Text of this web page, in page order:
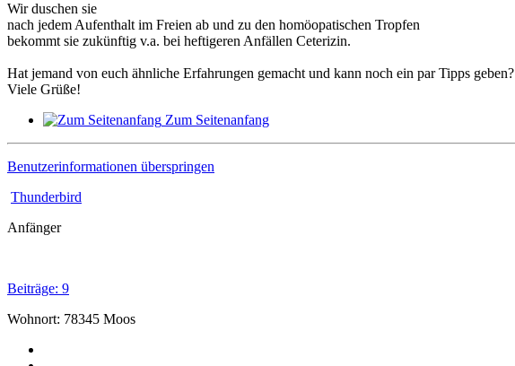
Wir duschen sie
nach jedem Aufenthalt im Freien ab und zu den homöopatischen Tropfen
bekommt sie zukünftig v.a. bei heftigeren Anfällen Ceterizin.
Hat jemand von euch ähnliche Erfahrungen gemacht und kann noch ein par Tipps geben?
Viele Grüße!
Zum Seitenanfang
Benutzerinformationen überspringen
Thunderbird
Anfänger
Beiträge: 9
Wohnort: 78345 Moos